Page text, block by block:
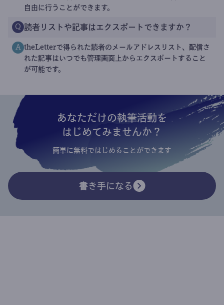
自由に行うことができます。
Q 読者リストや記事はエクスポートできますか？
A theLetterで得られた読者のメールアドレスリスト、配信さ
れた記事はいつでも管理画面上からエクスポートすること
が可能です。
あなただけの執筆活動を
はじめてみませんか？
簡単に無料ではじめることができます
書き手になる